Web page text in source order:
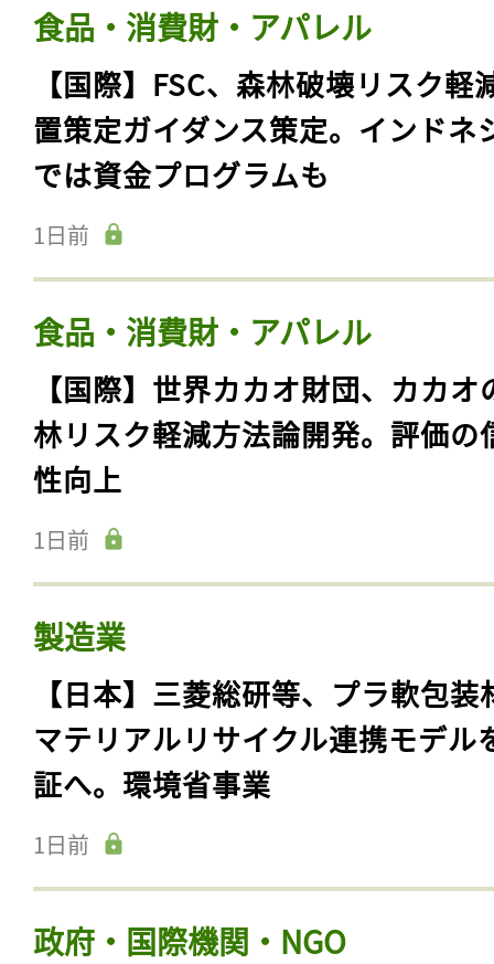
食品・消費財・アパレル
【国際】FSC、森林破壊リスク軽
置策定ガイダンス策定。インドネ
では資金プログラムも
1日前
食品・消費財・アパレル
【国際】世界カカオ財団、カカオ
林リスク軽減方法論開発。評価の
性向上
1日前
製造業
【日本】三菱総研等、プラ軟包装
マテリアルリサイクル連携モデル
証へ。環境省事業
1日前
政府・国際機関・NGO